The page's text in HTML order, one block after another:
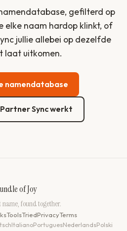
gefilterd op
elke naam hardop klinkt, of
jullie allebei op dezelfde
laat uitkomen.
namendatabase
Sync werkt
of Joy
name, found together.
ToolsTriedPrivacyTerms
ItalianoPortuguesNederlandsPolski